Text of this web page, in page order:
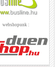
webshopunk :